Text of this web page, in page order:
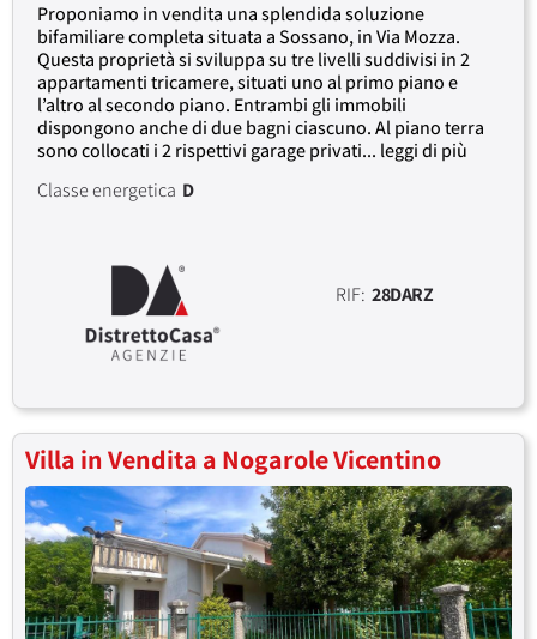
Proponiamo in vendita una splendida soluzione
bifamiliare completa situata a Sossano, in Via Mozza.
Questa proprietà si sviluppa su tre livelli suddivisi in 2
appartamenti tricamere, situati uno al primo piano e
l’altro al secondo piano. Entrambi gli immobili
dispongono anche di due bagni ciascuno. Al piano terra
sono collocati i 2 rispettivi garage privati... leggi di più
RIF: 28DARZ
Classe energetica D
Villa in Vendita a Nogarole Vicentino